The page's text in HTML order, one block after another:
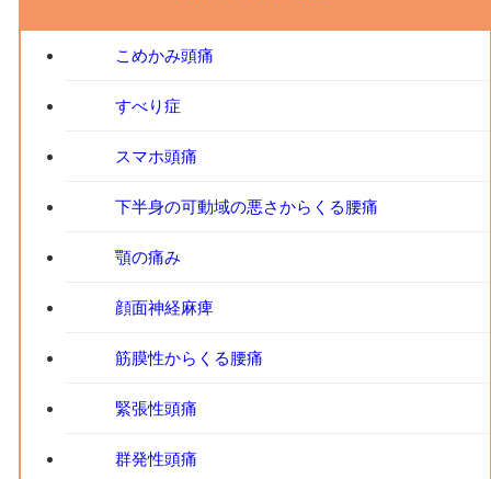
こめかみ頭痛
すべり症
スマホ頭痛
下半身の可動域の悪さからくる腰痛
顎の痛み
顔面神経麻痺
筋膜性からくる腰痛
緊張性頭痛
群発性頭痛